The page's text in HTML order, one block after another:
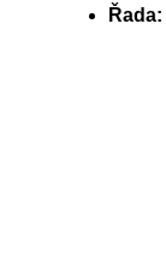
Řada: